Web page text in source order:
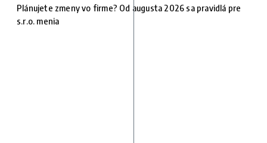
Plánujete zmeny vo firme? Od augusta 2026 sa pravidlá pre
s.r.o. menia